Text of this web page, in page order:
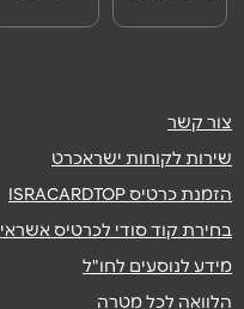
Day
צור קשר
שירות לקוחות ישראכרט
הזמנת כרטיס ISRACARDTOP
בחירת קוד סודי לכרטיס אשראי
מידע לנוסעים לחו"ל
הלוואה לכל מטרה